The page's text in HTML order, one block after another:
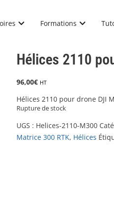
Formations
Hélices 2110
96,00€ HT
Hélices 2110 pour drone DJI
Rupture de stock
UGS : Helices-2110-M300
Matrice 300 RTK, Hélices